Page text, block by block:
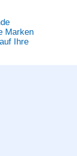
Marken
Ihre